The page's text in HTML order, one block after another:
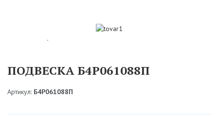
ПОДВЕСКА Б4Р061088П
Артикул: Б4Р061088П